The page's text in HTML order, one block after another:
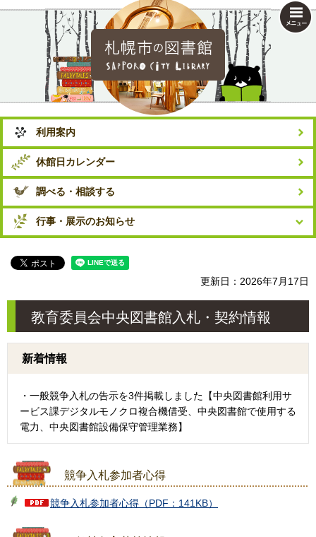
利用案内
休館日カレンダー
調べる・相談する
行事・展示のお知らせ
更新日：2026年7月17日
教育委員会中央図書館入札・契約情報
新着情報
・一般競争入札の告示を3件掲載しました【中央図書館利用サ
ービス課デジタルモノクロ複合機借受、中央図書館で使用する
電力、中央図書館設備保守管理業務】
競争入札参加者心得
競争入札参加者心得（PDF：141KB）